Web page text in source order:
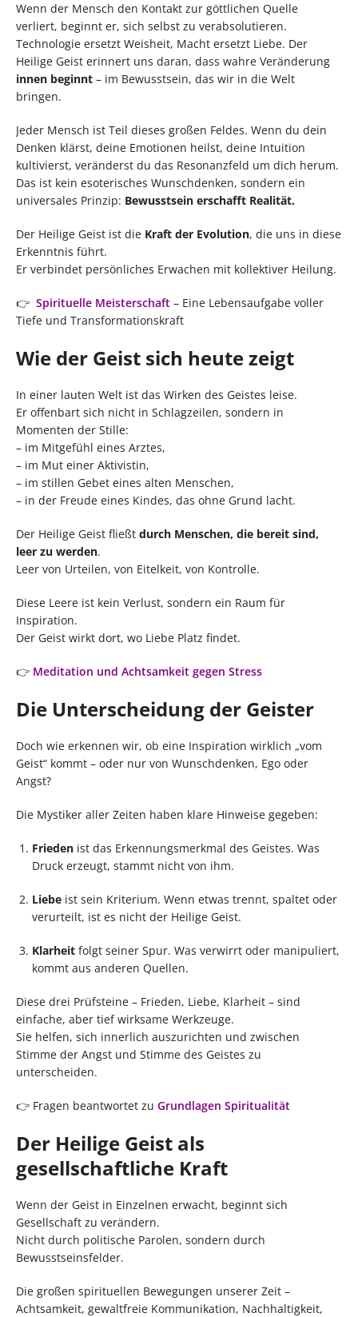
Wenn der Mensch den Kontakt zur göttlichen Quelle
verliert, beginnt er, sich selbst zu verabsolutieren.
Technologie ersetzt Weisheit, Macht ersetzt Liebe. Der
Heilige Geist erinnert uns daran, dass wahre Veränderung
innen beginnt – im Bewusstsein, das wir in die Welt
bringen.
Jeder Mensch ist Teil dieses großen Feldes. Wenn du dein
Denken klärst, deine Emotionen heilst, deine Intuition
kultivierst, veränderst du das Resonanzfeld um dich herum.
Das ist kein esoterisches Wunschdenken, sondern ein
universales Prinzip: Bewusstsein erschafft Realität.
Der Heilige Geist ist die Kraft der Evolution, die uns in diese
Erkenntnis führt.
Er verbindet persönliches Erwachen mit kollektiver Heilung.
👉 Spirituelle Meisterschaft – Eine Lebensaufgabe voller
Tiefe und Transformationskraft
Wie der Geist sich heute zeigt
In einer lauten Welt ist das Wirken des Geistes leise.
Er offenbart sich nicht in Schlagzeilen, sondern in
Momenten der Stille:
– im Mitgefühl eines Arztes,
– im Mut einer Aktivistin,
– im stillen Gebet eines alten Menschen,
– in der Freude eines Kindes, das ohne Grund lacht.
Der Heilige Geist fließt durch Menschen, die bereit sind,
leer zu werden.
Leer von Urteilen, von Eitelkeit, von Kontrolle.
Diese Leere ist kein Verlust, sondern ein Raum für
Inspiration.
Der Geist wirkt dort, wo Liebe Platz findet.
👉 Meditation und Achtsamkeit gegen Stress
Die Unterscheidung der Geister
Doch wie erkennen wir, ob eine Inspiration wirklich „vom
Geist“ kommt – oder nur von Wunschdenken, Ego oder
Angst?
Die Mystiker aller Zeiten haben klare Hinweise gegeben:
Frieden ist das Erkennungsmerkmal des Geistes. Was
Druck erzeugt, stammt nicht von ihm.
Liebe ist sein Kriterium. Wenn etwas trennt, spaltet oder
verurteilt, ist es nicht der Heilige Geist.
Klarheit folgt seiner Spur. Was verwirrt oder manipuliert,
kommt aus anderen Quellen.
Diese drei Prüfsteine – Frieden, Liebe, Klarheit – sind
einfache, aber tief wirksame Werkzeuge.
Sie helfen, sich innerlich auszurichten und zwischen
Stimme der Angst und Stimme des Geistes zu
unterscheiden.
👉 Fragen beantwortet zu Grundlagen Spiritualität
Der Heilige Geist als
gesellschaftliche Kraft
Wenn der Geist in Einzelnen erwacht, beginnt sich
Gesellschaft zu verändern.
Nicht durch politische Parolen, sondern durch
Bewusstseinsfelder.
Die großen spirituellen Bewegungen unserer Zeit –
Achtsamkeit, gewaltfreie Kommunikation, Nachhaltigkeit,